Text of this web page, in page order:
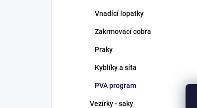
Vnadící lopatky
Zakrmovací cobra
Praky
Kyblíky a síta
PVA program
Vezírky - saky